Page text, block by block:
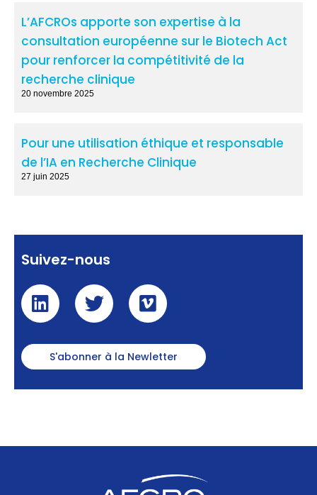
L’AFCROs apporte son expertise à la
consultation européenne sur le Biotech Act
pour renforcer la compétitivité de la
recherche clinique
20 novembre 2025
Pour une utilisation éthique et responsable
de l’IA en Recherche Clinique
27 juin 2025
Suivez-nous
S'abonner à la Newletter